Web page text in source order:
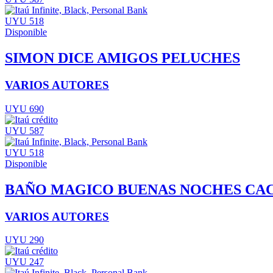
UYU 518
Disponible
SIMON DICE AMIGOS PELUCHES
VARIOS AUTORES
UYU 690
UYU 587
UYU 518
Disponible
BAÑO MAGICO BUENAS NOCHES
VARIOS AUTORES
UYU 290
UYU 247